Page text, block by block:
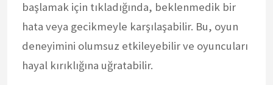
başlamak için tıkladığında, beklenmedik bir
hata veya gecikmeyle karşılaşabilir. Bu, oyun
deneyimini olumsuz etkileyebilir ve oyuncuları
hayal kırıklığına uğratabilir.